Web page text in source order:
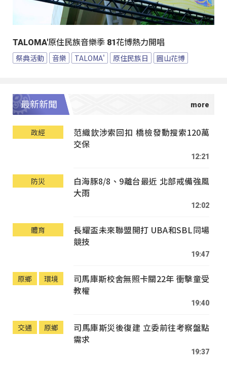
TALOMA'原住民族音樂季 81花博熱力開唱
祭典活動 音樂 TALOMA' 原住民族日 圓山花博
最新新聞
政經
范織欽涉索回扣 橋檢發動搜索120萬
交保
12:21
防災
白海豚8/8、9離台最近 北部戒備強風
大雨
12:02
體育
長耀盃未來聯盟開打 UBA和SBL同場
競技
19:47
原鄉 環境
司馬庫斯校舍無照卡關22年 衝擊童受
教權
19:40
交通 原鄉
司馬庫斯災後復建 立委前往考察盤點
需求
19:37